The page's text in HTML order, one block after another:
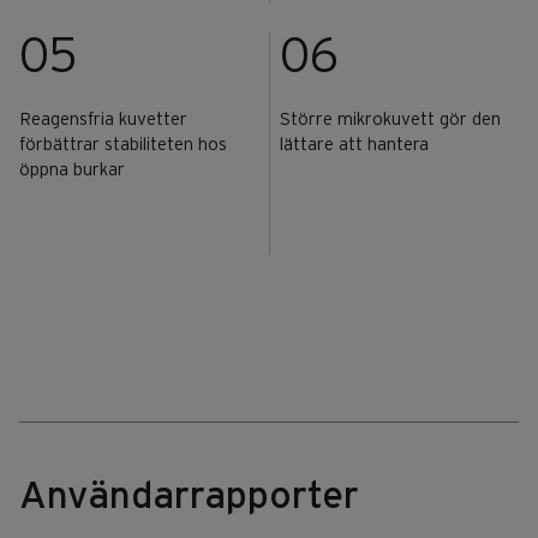
05
Reagensfria kuvetter
förbättrar stabiliteten hos
öppna burkar
06
Större mikrokuvett gör den
lättare att hantera
Användarrapporter